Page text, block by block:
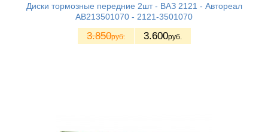
Диски тормозные передние 2шт - ВАЗ 2121 - Автореал
АВ213501070 - 2121-3501070
3.850руб. 3.600руб.